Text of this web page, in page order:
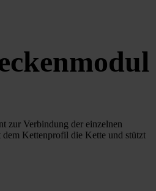
zur Verbindung der einzelnen
Kettenprofil die Kette und stützt